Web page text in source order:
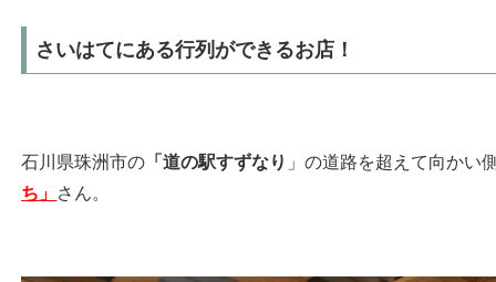
さいはてにある行列ができるお店！
石川県珠洲市の 「道の駅すずなり 」の道路を超えて向かい
ち」 さん。